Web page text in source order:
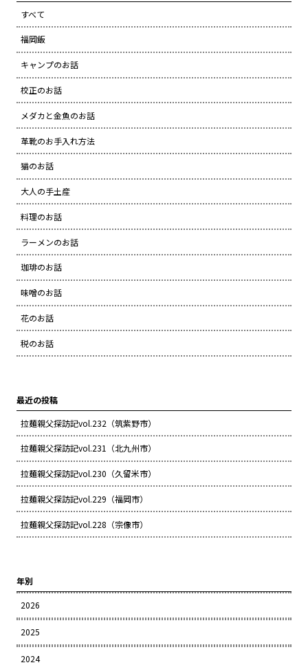
すべて
福岡飯
キャンプのお話
校正のお話
メダカと金魚のお話
革靴のお手入れ方法
猫のお話
大人の手土産
料理のお話
ラーメンのお話
珈琲のお話
味噌のお話
花のお話
税のお話
最近の投稿
拉麺親父探訪記vol.232（筑紫野市）
拉麺親父探訪記vol.231（北九州市）
拉麺親父探訪記vol.230（久留米市）
拉麺親父探訪記vol.229（福岡市）
拉麺親父探訪記vol.228（宗像市）
年別
2026
2025
2024